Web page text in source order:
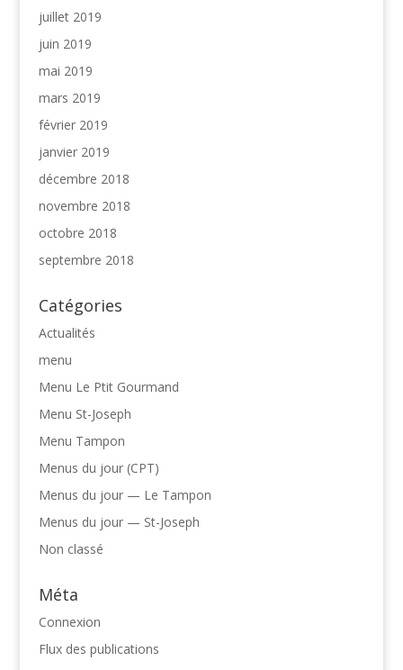
juillet 2019
juin 2019
mai 2019
mars 2019
février 2019
janvier 2019
décembre 2018
novembre 2018
octobre 2018
septembre 2018
Catégories
Actualités
menu
Menu Le Ptit Gourmand
Menu St-Joseph
Menu Tampon
Menus du jour (CPT)
Menus du jour — Le Tampon
Menus du jour — St-Joseph
Non classé
Méta
Connexion
Flux des publications